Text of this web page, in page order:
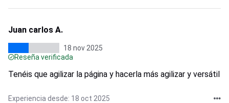
Juan carlos A.
18 nov 2025
Reseña verificada
Tenéis que agilizar la página y hacerla más agilizar y versátil
Experiencia desde: 18 oct 2025